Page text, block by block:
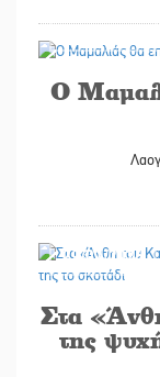
Ο
29/07/2026
Στα
της